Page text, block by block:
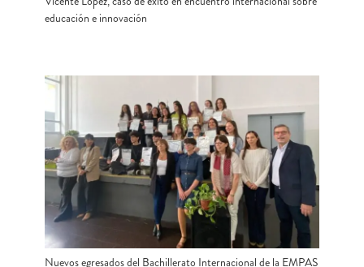
educación e innovación
Nuevos egresados del Bachillerato Internacional de la EMPAS